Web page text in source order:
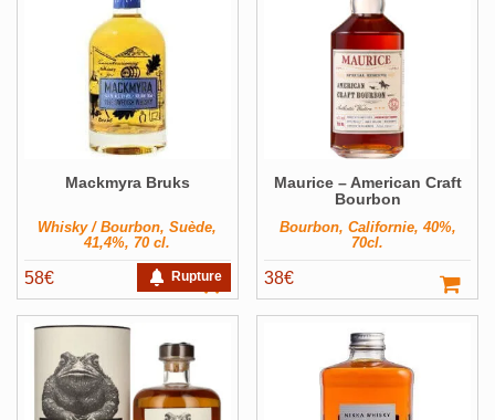
Rupture
Mackmyra Bruks
Whisky / Bourbon, Suède,
41,4%, 70 cl.
58€
Maurice – American Craft
Bourbon
Bourbon, Californie, 40%,
70cl.
38€